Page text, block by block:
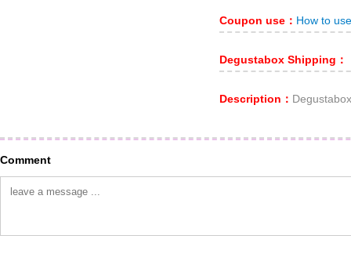
Coupon use： How to
Degustabox Shipping：
Description：
Comment